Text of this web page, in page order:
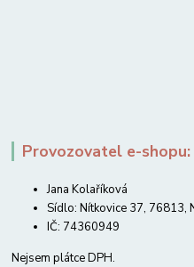
Provozovatel e-shopu:
Jana Kolaříková
Sídlo: Nítkovice 37, 76813,
IČ: 74360949
Nejsem plátce DPH.